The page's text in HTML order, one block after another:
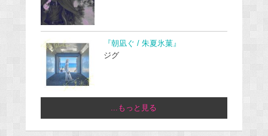
『朝凪ぐ / 朱夏氷菓』
ジグ
...もっと見る